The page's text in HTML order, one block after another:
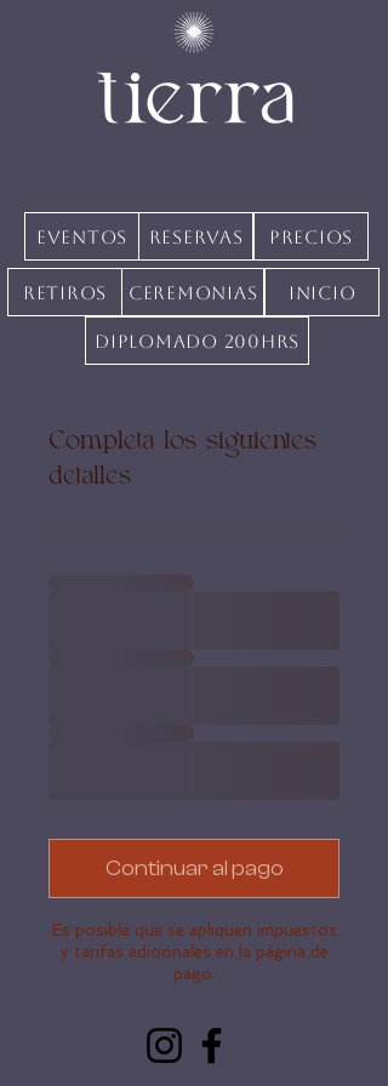
Reservas
Eventos precios
Ceremonias
Retiros inicio
Diplomado 200hrs
Completa los siguientes
detalles
Continuar al pago
Es posible que se apliquen impuestos
y tarifas adicionales en la página de
pago.